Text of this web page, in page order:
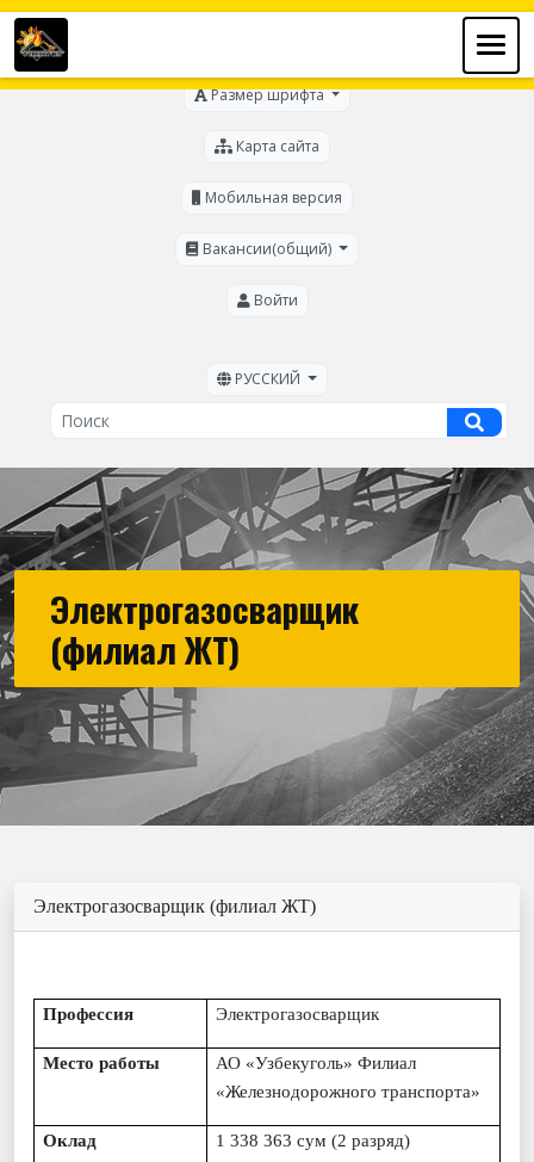
Размер шрифта
Карта сайта
Мобильная версия
Вакансии(общий)
Войти
РУССКИЙ
Электрогазосварщик
(филиал ЖТ)
Электрогазосварщик (филиал ЖТ)
Профессия Электрогазосварщик
Место работы
АО «Узбекуголь» Филиал
«Железнодорожного транспорта»
Оклад 1 338 363 сум (2 разряд)